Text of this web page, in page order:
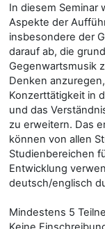
In diesem Seminar
Aspekte der
insbesondere der
darauf ab, die
Gegenwartsmusik
Denken
Konzerttätigkeit in
und das
zu erweitern. Das
können von allen
Studienbereichen
Entwicklung
deutsch/englisch
Mindestens 5